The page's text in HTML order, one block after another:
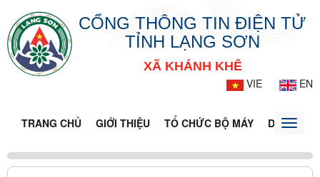
CỔNG THÔNG TIN ĐIỆN TỬ
TỈNH LẠNG SƠN
XÃ KHÁNH KHÊ
VIE
EN
TRANG CHỦ GIỚI THIỆU TỔ CHỨC BỘ MÁY DOANH
Toggle